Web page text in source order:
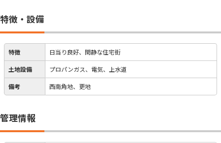
特徴・設備
特徴 日当り良好、閑静な住宅街
土地設備 プロパンガス、電気、上水道
備考 西南角地、更地
管理情報